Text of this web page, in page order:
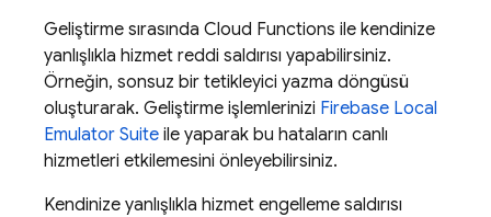
Geliştirme sırasında Cloud Functions ile kendinize
yanlışlıkla hizmet reddi saldırısı yapabilirsiniz.
Örneğin, sonsuz bir tetikleyici yazma döngüsü
oluşturarak. Geliştirme işlemlerinizi Firebase Local
Emulator Suite ile yaparak bu hataların canlı
hizmetleri etkilemesini önleyebilirsiniz.
Kendinize yanlışlıkla hizmet engelleme saldırısı